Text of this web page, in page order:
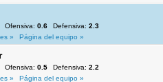
Ofensiva: 0.6 Defensiva: 2.3
»
Página del equipo »
Ofensiva: 0.5 Defensiva: 2.2
»
Página del equipo »